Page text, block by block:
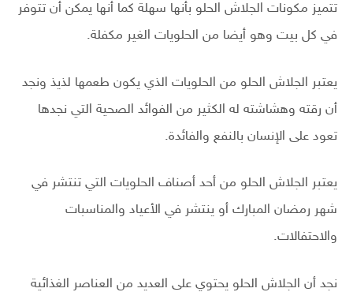
تتميز مكونات الجلاش الحلو بأنها سهلة كما أنها يمكن أن تتوفر
في كل بيت وهو أيضا من الحلويات الغير مكفلة.
يعتبر الجلاش الحلو من الحلويات الذي يكون طعمها لذيذ ونجد
أن رقته وهشاشته له الكثير من الفوائد الصحية التي نجدها
تعود على الإنسان بالنفع والفائدة.
يعتبر الجلاش الحلو من أحد أصناف الحلويات التي تنتشر في
شهر رمضان المبارك أو ينتشر في الأعياد والمناسبات
والاحتفالات.
نجد أن الجلاش الحلو يحتوي على العديد من العناصر الغذائية